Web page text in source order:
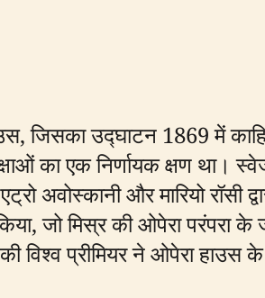
जिसका उद्घाटन 1869 में
का एक निर्णायक क्षण था।
अवोस्कानी और मारियो
जो मिस्र की ओपेरा
विश्व प्रीमियर ने ओपेरा